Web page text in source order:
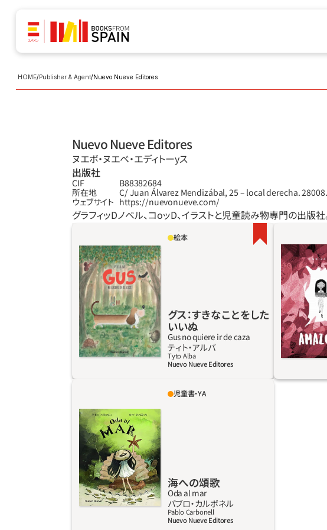
HOME/Publisher & Agent/Nuevo Nueve Editores
Nuevo Nueve Editores
ヌエボ‧ヌエベ‧エディトーyス
出版社
CIF
B88382684
所在地
C/ Juan Álvarez Mendizábal, 25 – local derecha.
ウェブサイト https://nuevonueve.com/
グラフィッDノベル、コoッD、イラストと児童読み物専門の出版社
グスは猟犬。グスは自分がやりたくないことを
強いられるのは我慢できない。グスは代償を求
めずになんでも与えるということを教えてく
れる。グスはただ幸せになりたいだけ。多数の
グラフィックノベルのイラストレーター兼作
家であるティト・アルバの初めての幼年童話に
は、美しいイラストと友情についての大切な教
訓がつまっている。
詳しく見る
絵本
グス：すきなことをした
いいぬ
Gus no quiere ir de caza
ティト‧アルバ
Tyto Alba
Nuevo Nueve Editores
本書『
く作品。
は2014年
だ。アマ
コミュニ
での不健
郷を目指
は今、鉱
て監視さ
オブスクラ（OBSCURA）とは、「不確かな」、「恐れ
や不安、疑念を抱かせるような」、「無名の」、「世
に知られない」、「怪しげな」という意味である。
各作家が作品を通して恐怖に対する自身の見
方を忠実に映し出した選集。 一見怖くなさそう
だが最後は予期せぬ怖い展開になる作品、出だ
しから恐怖を感じる作品、さらには、思いもよ
らない場所（その多くは人間の心の内）にも恐
ろしさがあることを教えてくれる作品もある。
ホラー文学界で台頭著しい作家たちによる選
詳しく見る
児童書・YA
海への頌歌
Oda al mar
パブロ‧カルボネル
Pablo Carbonell
Nuevo Nueve Editores